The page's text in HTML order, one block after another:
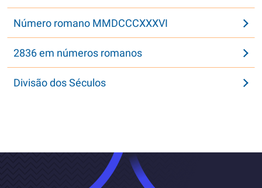
Número romano MMDCCCXXXVI
2836 em números romanos
Divisão dos Séculos